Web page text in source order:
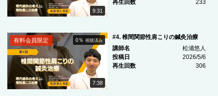
9:31
再生回数
233
7:38
0％視聴済み
有料会員限定
#4. 椎間関節性肩こりの鍼灸治療
講師名
松浦悠人
投稿日
2026/5/6
再生回数
306